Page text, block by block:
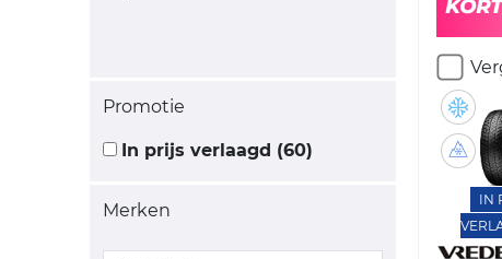
Promotie
In prijs verlaagd (60)
Merken
IN